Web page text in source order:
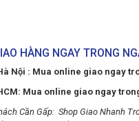
HÀNG NGAY TRONG
Nội : Mua online giao ngay
Mua online giao ngay
Cần Gấp: Shop Giao Nhanh